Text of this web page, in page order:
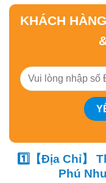
KHÁCH
1️⃣【Địa Chỉ】
Phú